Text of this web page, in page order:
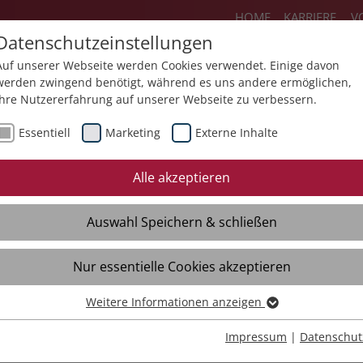
HOME KARRIERE
uns Aktuelles Akademie
Broschüren
Presse
Kontakt
Material
Verteiler
Themendossiers
unserer Webseite werden Cookies verwendet. Einige davon
zwingend benötigt, während es uns andere ermöglichen,
Nutzererfahrung auf unserer Webseite zu verbessern.
Essentiell Marketing Externe Inhalte
Alle akzeptieren
Auswahl Speichern & schließen
Nur essentielle Cookies akzeptieren
Essentielle Cookies werden für grundlegende Funktionen der
Weitere Informationen anzeigen
Impressum |